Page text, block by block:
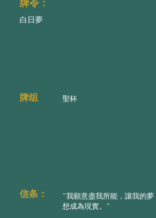
牌令：
白日夢
牌组 聖杯
信条：
”我願意盡我所能，讓我的夢
想成為現實。“